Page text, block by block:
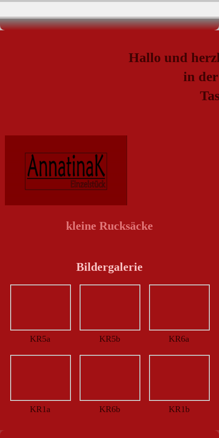
Hallo und
in der
kleine Rucksäcke
Bildergalerie
KR5a KR5b KR6a
KR1a KR6b KR1b